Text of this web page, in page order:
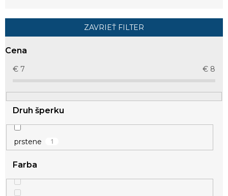
p
r
k
t
v
ZAVRIEŤ FILTER
Cena
€ 7 € 8
Druh šperku
prstene 1
Farba